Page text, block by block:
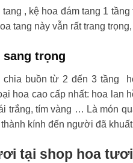
, kệ hoa đám tang 1
tang này vẫn rất trang
sang trọng
chia buồn từ 2 đến 3 tầng
hoa cao cấp nhất: hoa lan
trắng, tím vàng … Là món
kính đến người đã
tại shop hoa